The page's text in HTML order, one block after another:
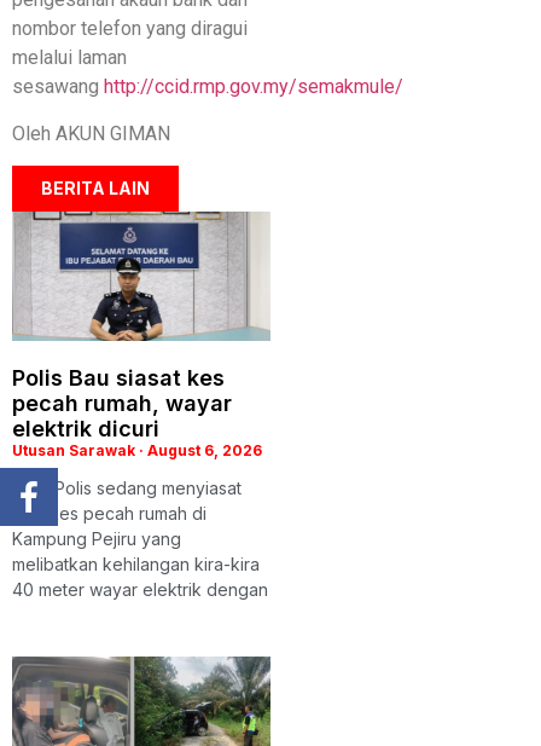
nombor telefon yang diragui
melalui laman
sesawang http://ccid.rmp.gov.my/semakmule/
Oleh AKUN GIMAN
BERITA LAIN
Polis Bau siasat kes
pecah rumah, wayar
elektrik dicuri
Utusan Sarawak August 6, 2026
BAU: Polis sedang menyiasat
satu kes pecah rumah di
Kampung Pejiru yang
melibatkan kehilangan kira-kira
40 meter wayar elektrik dengan